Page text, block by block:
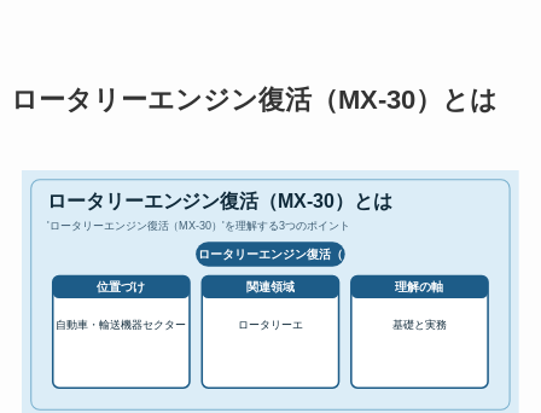
ロータリーエンジン復活（MX-30）とは